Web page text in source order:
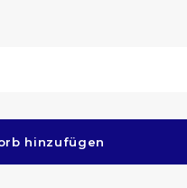
hinzufügen